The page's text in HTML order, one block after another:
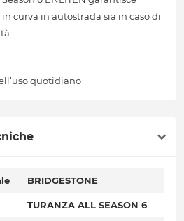
curva in autostrada sia in caso di
quotidiano
BRIDGESTONE
TURANZA ALL SEASON 6